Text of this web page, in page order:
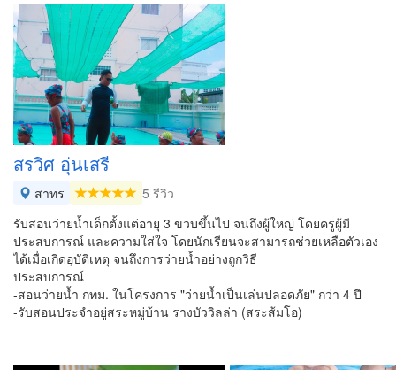
สรวิศ อุ่นเสรี
สาทร
5 รีวิว
รับสอนว่ายน้ำเด็กตั้งแต่อายุ 3 ขวบขึ้นไป จนถึงผู้ใหญ่ โดยครูผู้มี
ประสบการณ์ และความใส่ใจ โดยนักเรียนจะสามารถช่วยเหลือตัวเอง
ได้เมื่อเกิดอุบัติเหตุ จนถึงการว่ายน้ำอย่างถูกวิธี
ประสบการณ์
-สอนว่ายน้ำ กทม. ในโครงการ "ว่ายน้ำเป็นเล่นปลอดภัย" กว่า 4 ปี
-รับสอนประจำอยู่สระหมู่บ้าน รางบัววิลล่า (สระส้มโอ)